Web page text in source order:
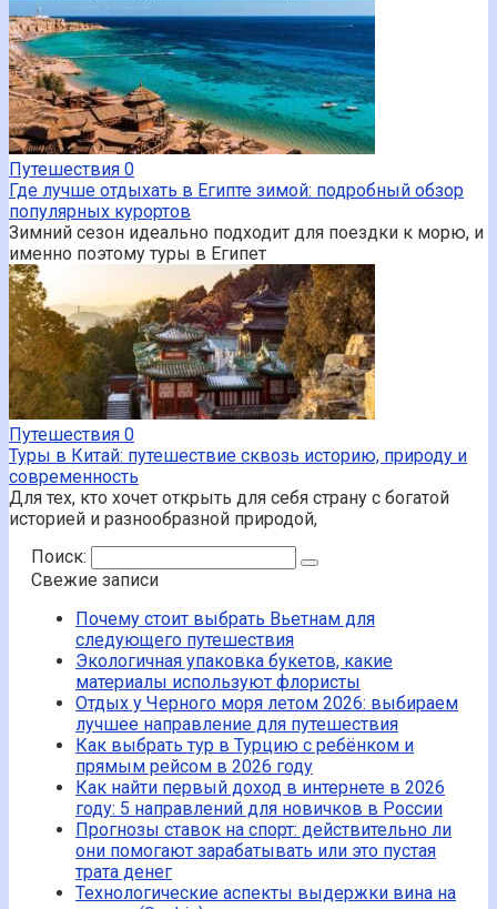
Путешествия 0
Где лучше отдыхать в Египте зимой: подробный обзор
популярных курортов
Зимний сезон идеально подходит для поездки к морю, и
именно поэтому туры в Египет
Путешествия 0
Туры в Китай: путешествие сквозь историю, природу и
современность
Для тех, кто хочет открыть для себя страну с богатой
историей и разнообразной природой,
Поиск:
Свежие записи
Почему стоит выбрать Вьетнам для
следующего путешествия
Экологичная упаковка букетов, какие
материалы используют флористы
Отдых у Черного моря летом 2026: выбираем
лучшее направление для путешествия
Как выбрать тур в Турцию с ребёнком и
прямым рейсом в 2026 году
Как найти первый доход в интернете в 2026
году: 5 направлений для новичков в России
Прогнозы ставок на спорт: действительно ли
они помогают зарабатывать или это пустая
трата денег
Технологические аспекты выдержки вина на